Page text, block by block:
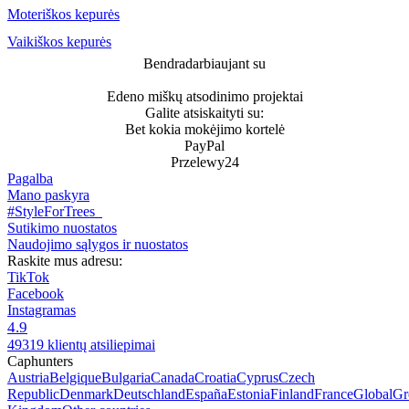
Moteriškos kepurės
Vaikiškos kepurės
Bendradarbiaujant su
Edeno miškų atsodinimo projektai
Galite atsiskaityti su:
Bet kokia mokėjimo kortelė
PayPal
Przelewy24
Pagalba
Mano paskyra
#StyleForTrees
Sutikimo nuostatos
Naudojimo sąlygos ir nuostatos
Raskite mus adresu:
TikTok
Facebook
Instagramas
4.9
49319 klientų atsiliepimai
Caphunters
AustriaBelgiqueBulgariaCanadaCroatiaCyprusCzech
RepublicDenmarkDeutschlandEspañaEstoniaFinlandFranceGlobal